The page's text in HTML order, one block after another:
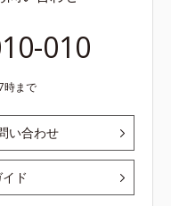
010
時まで
い合わせ
ド